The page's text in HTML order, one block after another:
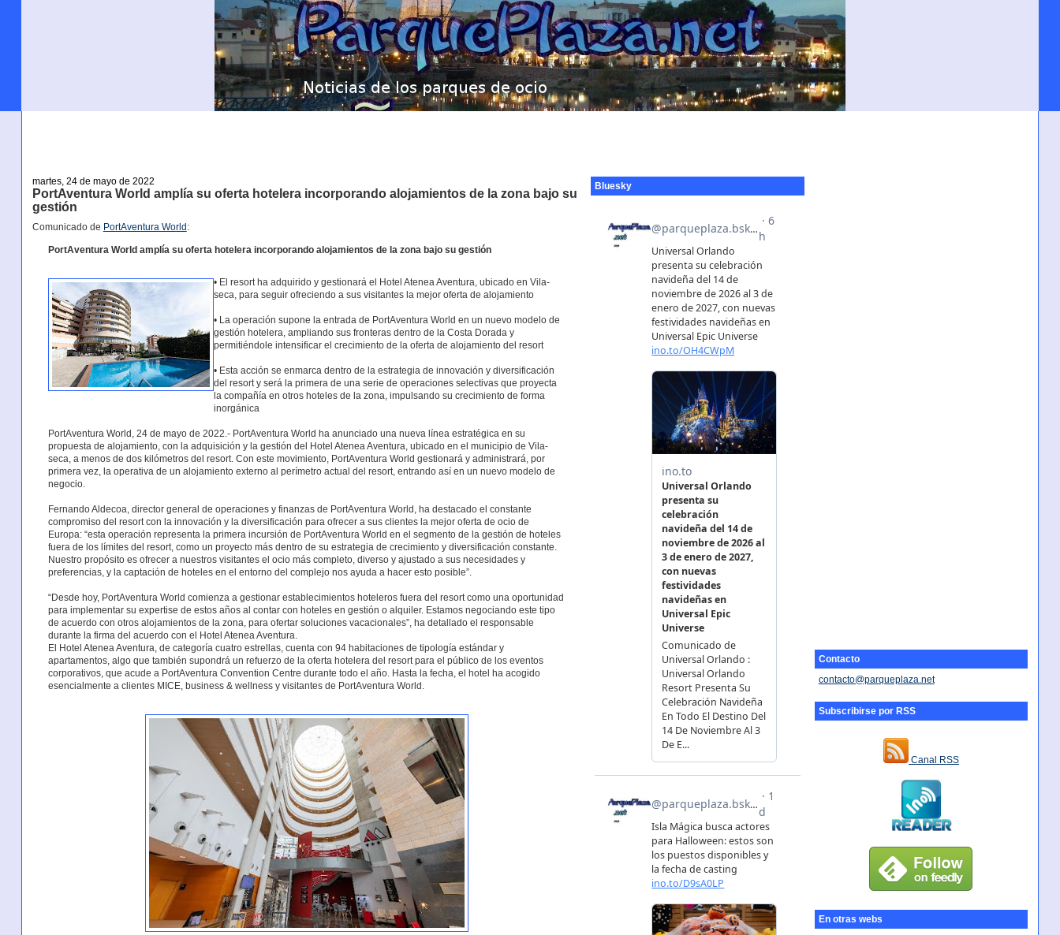
Contacto
contacto@parqueplaza.net
Subscribirse por RSS
Canal RSS
En otras webs
martes, 24 de mayo de 2022
PortAventura World amplía su oferta hotelera incorporando alojamientos de la zona bajo su
gestión
Comunicado de PortAventura World :
PortAventura World amplía su oferta hotelera incorporando alojamientos de la zona bajo su gestión
• El resort ha adquirido y gestionará el Hotel Atenea Aventura, ubicado en Vila-
seca, para seguir ofreciendo a sus visitantes la mejor oferta de alojamiento
• La operación supone la entrada de PortAventura World en un nuevo modelo de
gestión hotelera, ampliando sus fronteras dentro de la Costa Dorada y
permitiéndole intensificar el crecimiento de la oferta de alojamiento del resort
• Esta acción se enmarca dentro de la estrategia de innovación y diversificación
del resort y será la primera de una serie de operaciones selectivas que proyecta
la compañía en otros hoteles de la zona, impulsando su crecimiento de forma
inorgánica
PortAventura World, 24 de mayo de 2022.- PortAventura World ha anunciado una nueva línea estratégica en su
propuesta de alojamiento, con la adquisición y la gestión del Hotel Atenea Aventura, ubicado en el municipio de Vila-
seca, a menos de dos kilómetros del resort. Con este movimiento, PortAventura World gestionará y administrará, por
primera vez, la operativa de un alojamiento externo al perímetro actual del resort, entrando así en un nuevo modelo de
negocio.
Fernando Aldecoa, director general de operaciones y finanzas de PortAventura World, ha destacado el constante
compromiso del resort con la innovación y la diversificación para ofrecer a sus clientes la mejor oferta de ocio de
Europa: “esta operación representa la primera incursión de PortAventura World en el segmento de la gestión de hoteles
fuera de los límites del resort, como un proyecto más dentro de su estrategia de crecimiento y diversificación constante.
Nuestro propósito es ofrecer a nuestros visitantes el ocio más completo, diverso y ajustado a sus necesidades y
preferencias, y la captación de hoteles en el entorno del complejo nos ayuda a hacer esto posible”.
“Desde hoy, PortAventura World comienza a gestionar establecimientos hoteleros fuera del resort como una oportunidad
para implementar su expertise de estos años al contar con hoteles en gestión o alquiler. Estamos negociando este tipo
de acuerdo con otros alojamientos de la zona, para ofertar soluciones vacacionales”, ha detallado el responsable
durante la firma del acuerdo con el Hotel Atenea Aventura.
El Hotel Atenea Aventura, de categoría cuatro estrellas, cuenta con 94 habitaciones de tipología estándar y
apartamentos, algo que también supondrá un refuerzo de la oferta hotelera del resort para el público de los eventos
corporativos, que acude a PortAventura Convention Centre durante todo el año. Hasta la fecha, el hotel ha acogido
esencialmente a clientes MICE, business & wellness y visitantes de PortAventura World.
Bluesky